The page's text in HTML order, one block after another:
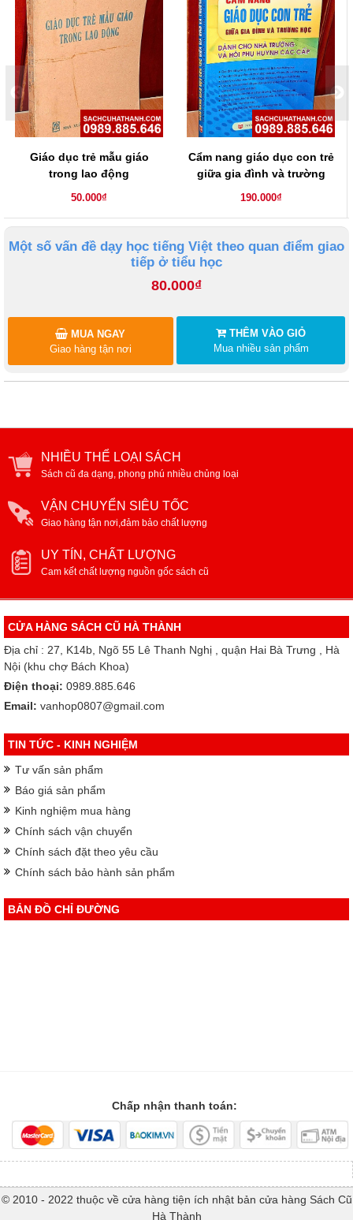
Giáo dục trẻ mẫu giáo
trong lao động
50.000₫
Cẩm nang giáo dục con trẻ
giữa gia đình và trường
học
190.000₫
Một số vấn đề dạy học tiếng Việt theo quan điểm giao
tiếp ở tiểu học
80.000₫
THÊM VÀO GIỎ
Mua nhiều sản phẩm
MUA NGAY
Giao hàng tận nơi
NHIỀU THỂ LOẠI SÁCH
Sách cũ đa dạng, phong phú nhiều chủng loại
VẬN CHUYỂN SIÊU TỐC
Giao hàng tận nơi,đảm bảo chất lượng
UY TÍN, CHẤT LƯỢNG
Cam kết chất lượng nguồn gốc sách cũ
CỬA HÀNG SÁCH CŨ HÀ THÀNH
Địa chỉ : 27, K14b, Ngõ 55 Lê Thanh Nghị , quận Hai Bà Trưng , Hà
Nội (khu chợ Bách Khoa)
Điện thoại: 0989.885.646
Email: vanhop0807@gmail.com
TIN TỨC - KINH NGHIỆM
Tư vấn sản phẩm
Báo giá sản phẩm
Kinh nghiệm mua hàng
Chính sách vận chuyển
Chính sách đặt theo yêu cầu
Chính sách bảo hành sản phẩm
BẢN ĐỒ CHỈ ĐƯỜNG
Chấp nhận thanh toán:
© 2010 - 2022 thuộc về cửa hàng tiện ích nhật bản cửa hàng Sách Cũ
Hà Thành